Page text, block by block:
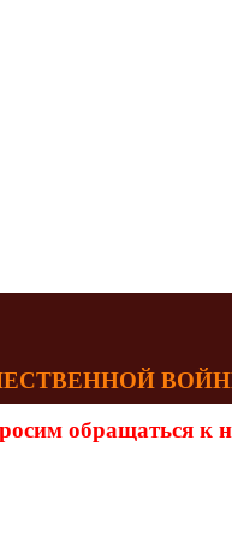
ВОЙНЕ
обращаться к